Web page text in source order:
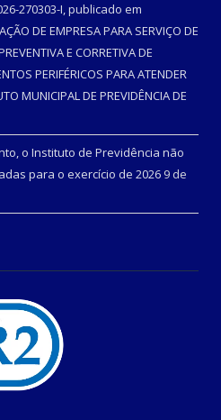
270303-I, publicado em
DE EMPRESA PARA SERVIÇO DE
E CORRETIVA DE
PERIFÉRICOS PARA ATENDER
MUNICIPAL DE PREVIDÊNCIA DE
o Instituto de Previdência não
para o exercício de 2026 9 de